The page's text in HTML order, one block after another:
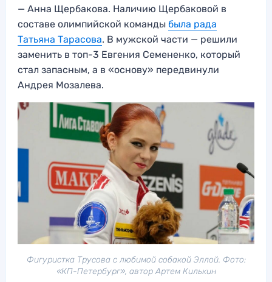
— Анна Щербакова. Наличию Щербаковой в
составе олимпийской команды была рада
Татьяна Тарасова. В мужской части — решили
заменить в топ-3 Евгения Семененко, который
стал запасным, а в «основу» передвинули
Андрея Мозалева.
Фигуристка Трусова с любимой собакой Эллой. Фото:
«КП-Петербург», автор Артем Килькин